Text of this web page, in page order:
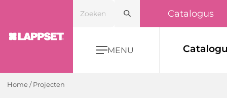
Catalogus
MENU
Home / Projecten